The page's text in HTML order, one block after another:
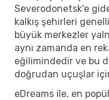
Severodonetsk'e
kalkış şehirleri
büyük merkezler
aynı zamanda en
eğilimindedir ve bu
doğrudan uçuşlar
eDreams ile, en